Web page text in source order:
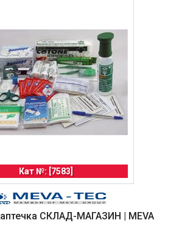
Кат №: [7583]
СКЛАД-МАГАЗИН | MEVA